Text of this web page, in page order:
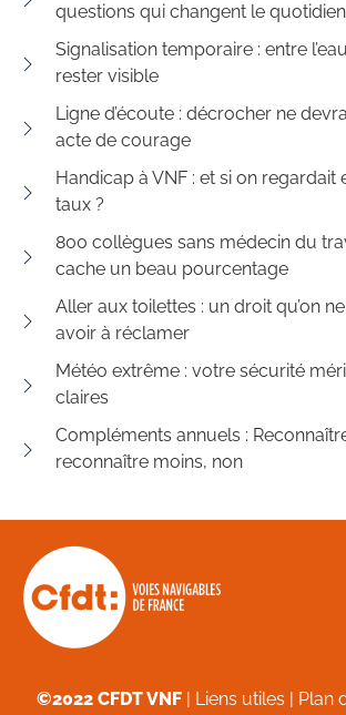
questions qui changent le quotidien
Signalisation temporaire : entre
rester visible
Ligne d’écoute : décrocher ne
acte de courage
Handicap à VNF : et si on regardait
taux ?
800 collègues sans médecin du
cache un beau pourcentage
Aller aux toilettes : un droit qu’on
avoir à réclamer
Météo extrême : votre sécurité
claires
Compléments annuels :
reconnaître moins, non
©2022 CFDT VNF | Liens utiles | Plan